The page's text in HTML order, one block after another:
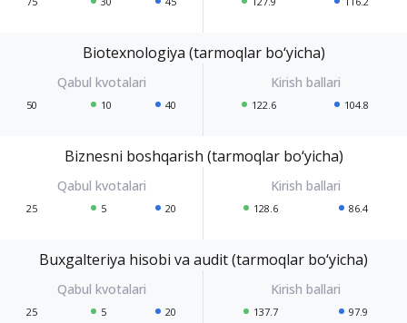
Biotexnologiya (tarmoqlar bo‘yicha)
50 10 40 122.6 104.8
Biznesni boshqarish (tarmoqlar bo‘yicha)
25 5 20 128.6 86.4
Buxgalteriya hisobi va audit (tarmoqlar bo‘yicha)
25 5 20 137.7 97.9